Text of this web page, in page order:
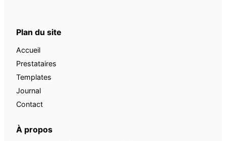
Plan du site
Accueil
Prestataires
Templates
Journal
Contact
À propos